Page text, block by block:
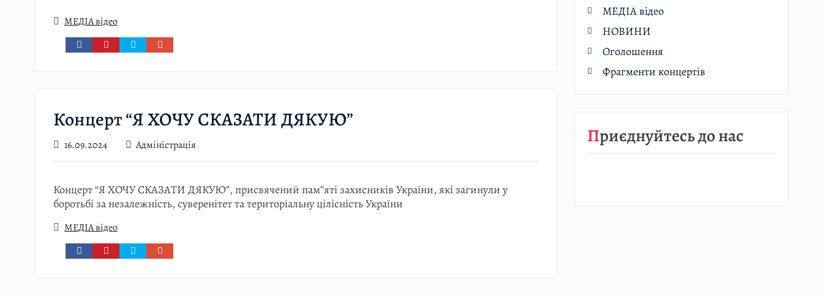
МЕДІА відео
Концерт “Я ХОЧУ СКАЗАТИ ДЯКУЮ”
16.09.2024 Адміністрація
Концерт “Я ХОЧУ СКАЗАТИ ДЯКУЮ”, присвячений пам”яті захисників України, які загинули у
боротьбі за незалежність, суверенітет та територіальну цілісність України
МЕДІА відео
МЕДІА відео
НОВИНИ
Оголошення
Фрагменти концертів
Приєднуйтесь до нас